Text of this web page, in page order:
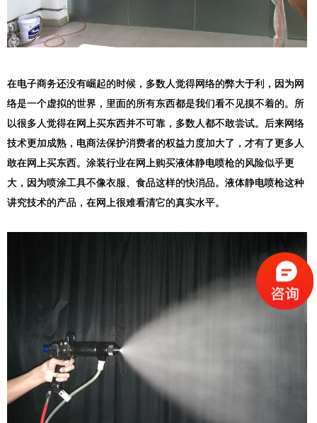
在电子商务还没有崛起的时候，多数人觉得网络的弊大于利，因为网
络是一个虚拟的世界，里面的所有东西都是我们看不见摸不着的。所
以很多人觉得在网上买东西并不可靠，多数人都不敢尝试。后来网络
技术更加成熟，电商法保护消费者的权益力度加大了，才有了更多人
敢在网上买东西。涂装行业在网上购买液体静电喷枪的风险似乎更
大，因为喷涂工具不像衣服、食品这样的快消品。液体静电喷枪这种
讲究技术的产品，在网上很难看清它的真实水平。